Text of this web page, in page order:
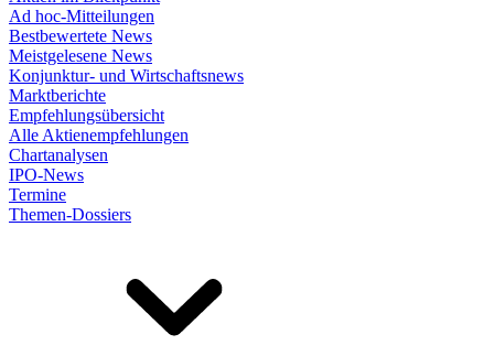
Ad hoc-Mitteilungen
Bestbewertete News
Meistgelesene News
Konjunktur- und Wirtschaftsnews
Marktberichte
Empfehlungsübersicht
Alle Aktienempfehlungen
Chartanalysen
IPO-News
Termine
Themen-Dossiers